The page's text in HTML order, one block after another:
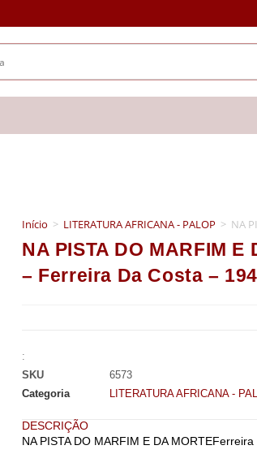
Início > LITERATURA AFRICANA - PALOP > NA
NA PISTA DO MARFIM
– Ferreira Da Costa –
:
SKU
6573
Categoria
LITERATURA AFRICANA -
DESCRIÇÃO
NA PISTA DO MARFIM E DA